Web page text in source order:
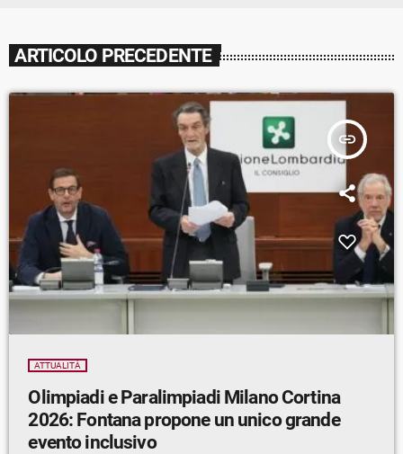
ARTICOLO PRECEDENTE
insert_link
ATTUALITÀ
Olimpiadi e Paralimpiadi Milano Cortina
2026: Fontana propone un unico grande
evento inclusivo